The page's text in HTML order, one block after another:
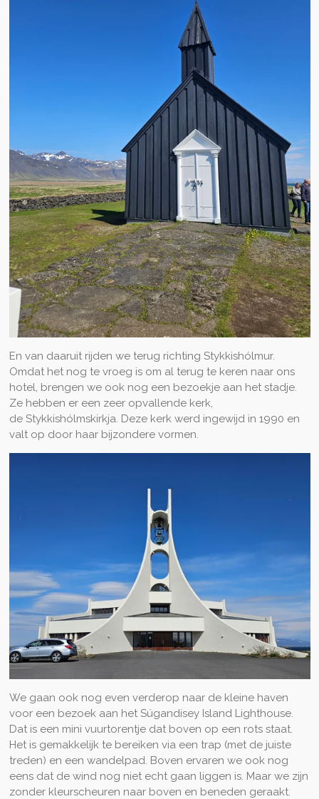
En van daaruit rijden we terug richting Stykkishólmur.
Omdat het nog te vroeg is om al terug te keren naar ons
hotel, brengen we ook nog een bezoekje aan het stadje.
Ze hebben er een zeer opvallende kerk,
de Stykkishólmskirkja. Deze kerk werd ingewijd in 1990 en
valt op door haar bijzondere vormen.
We gaan ook nog even verderop naar de kleine haven
voor een bezoek aan het Súgandisey Island Lighthouse.
Dat is een mini vuurtorentje dat boven op een rots staat.
Het is gemakkelijk te bereiken via een trap (met de juiste
treden) en een wandelpad. Boven ervaren we ook nog
eens dat de wind nog niet echt gaan liggen is. Maar we zijn
zonder kleurscheuren naar boven en beneden geraakt.